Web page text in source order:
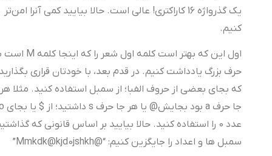
یک گذرواژه 16 کاراکتری! عالی است. حالا بیایید کمی آنرا امن‌تر
کنیم.
اول این که بهتر است کلمه اول شعر را که اینجا کلمه M است با
حرف بزرگ یادداشت کنیم. در قدم بعد، با خودتان قراری بگذارید
که بجای بعضی از حروف الفبا؛ از سمبل استفاده کنید. مثلا هر
جا حرف a بود بجایش@ یا هر جا حرف s داشتید؛ از $ یا بجای o
عدد 0 را استفاده کنید. حالا بیایید بر اساس قانونی که گذاشتیم
سمبل ها و اعداد را جایگزین کنیم: “@Mmkdk@kjd0jshkh”